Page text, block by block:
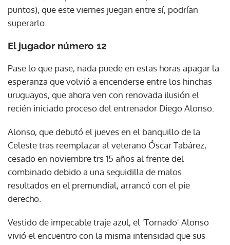
puntos), que este viernes juegan entre sí, podrían
superarlo.
El jugador número 12
Pase lo que pase, nada puede en estas horas apagar la
esperanza que volvió a encenderse entre los hinchas
uruguayos, que ahora ven con renovada ilusión el
recién iniciado proceso del entrenador Diego Alonso.
Alonso, que debutó el jueves en el banquillo de la
Celeste tras reemplazar al veterano Óscar Tabárez,
cesado en noviembre trs 15 años al frente del
combinado debido a una seguidilla de malos
resultados en el premundial, arrancó con el pie
derecho.
Vestido de impecable traje azul, el 'Tornado' Alonso
vivió el encuentro con la misma intensidad que sus